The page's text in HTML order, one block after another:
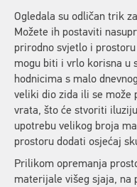
Ogledala su odličan trik
Možete ih postaviti
prirodno svjetlo i
mogu biti i vrlo korisna u
hodnicima s malo
veliki dio zida ili se može
vrata, što će stvoriti
upotrebu velikog broja
prostoru dodati osjećaj
Prilikom opremanja
materijale višeg sjaja, na